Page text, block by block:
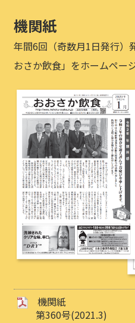
機関紙
年間6回（奇数月1日発行）
おさか飲食」をホームペー
機関紙
第360号(2021.3)